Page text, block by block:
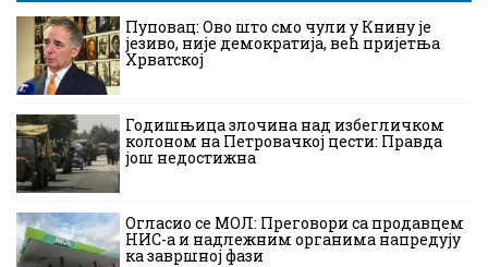
Пуповац: Ово што смо чули у Книну је
језиво, није демократија, већ пријетња
Хрватској
Годишњица злочина над избегличком
колоном на Петровачкој цести: Правда
још недостижна
Огласио се МОЛ: Преговори са продавцем
НИС-а и надлежним органима напредују
ка завршној фази